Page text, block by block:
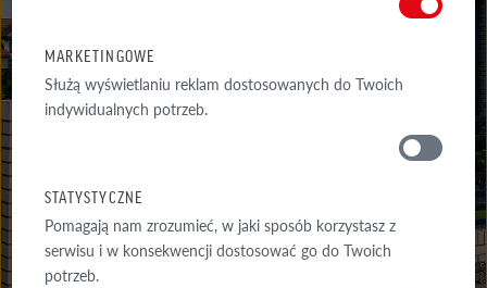
WYSELEKCJONOWANE PRZYKŁADY NAJCIEKAWSZYCH REALIZACJI
GALERIA
ELEWACJA
MARKETINGOWE
Służą wyświetlaniu reklam dostosowanych do Twoich
indywidualnych potrzeb.
STATYSTYCZNE
Pomagają nam zrozumieć, w jaki sposób korzystasz z
serwisu i w konsekwencji dostosować go do Twoich
potrzeb.